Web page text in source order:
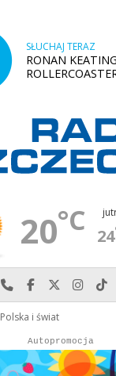
SŁUCHAJ TERAZ
RONAN
20°C 24
Najlepiej po prostu
Odwiedź nas
Odwiedź
Polska i świat
Autopromocja
Autopromocja
Reklama